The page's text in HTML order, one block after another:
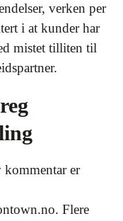
verken per
i at kunder har
mistet tilliten til
kommentar er
Flere